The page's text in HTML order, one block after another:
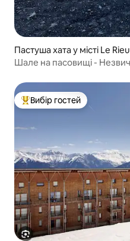
Пастуша хата у місті Le
Шале на пасовищі -
Топ вибір гостей
Вибір гостей